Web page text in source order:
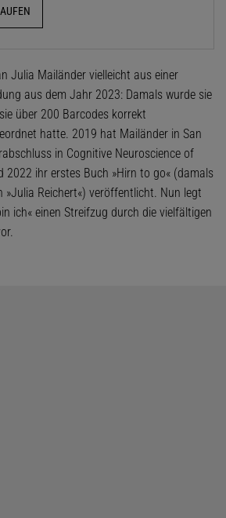
Julia Mailänder vielleicht aus einer
aus dem Jahr 2023: Damals wurde sie
über 200 Barcodes korrekt
hatte. 2019 hat Mailänder in San
in Cognitive Neuroscience of
2022 ihr erstes Buch »Hirn to go« (damals
»Julia Reichert«) veröffentlicht. Nun legt
ich« einen Streifzug durch die vielfältigen